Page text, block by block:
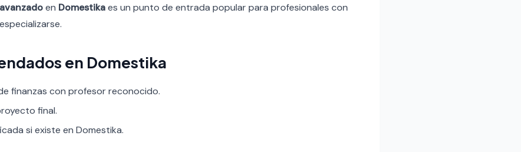
avanzadoen Domestikaes un punto de entrada popular para profesionales con
en Domestika
finanzas con profesor reconocido.
final.
si existe en Domestika.